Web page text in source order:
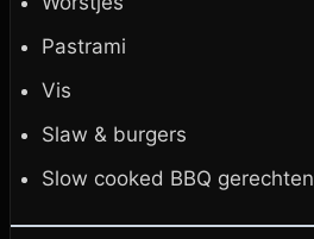
Pastrami
Vis
Slaw & burgers
Slow cooked BBQ gerechten